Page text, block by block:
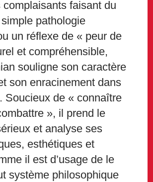
complaisants faisant du
pathologie
un réflexe de « peur de
et compréhensible,
souligne son caractère
son enracinement dans
Soucieux de « connaître
», il prend le
et analyse ses
esthétiques et
il est d’usage de le
système philosophique